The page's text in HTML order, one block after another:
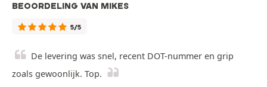
BEOORDELING VAN MIKES
5/5
De levering was snel, recent DOT-nummer en grip
zoals gewoonlijk. Top.